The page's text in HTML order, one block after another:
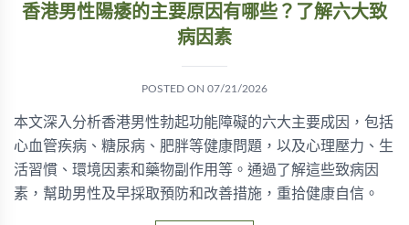
香港男性陽痿的主要原因有哪些？了解六大致
病因素
POSTED ON 07/21/2026
本文深入分析香港男性勃起功能障礙的六大主要成因，包括
心血管疾病、糖尿病、肥胖等健康問題，以及心理壓力、生
活習慣、環境因素和藥物副作用等。通過了解這些致病因
素，幫助男性及早採取預防和改善措施，重拾健康自信。